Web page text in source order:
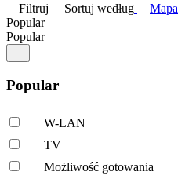
Filtruj
Sortuj według
Mapa
Popular
Popular
Popular
W-LAN
TV
Możliwość gotowania